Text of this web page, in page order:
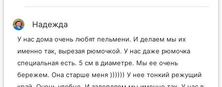
Надежда
У нас дома очень любят пельмени. И делаем мы их
именно так, вырезая рюмочкой. У нас даже рюмочка
специальная есть. 5 см в диаметре. Мы ее очень
бережем. Она старше меня )))))) У нее тонкий режущий